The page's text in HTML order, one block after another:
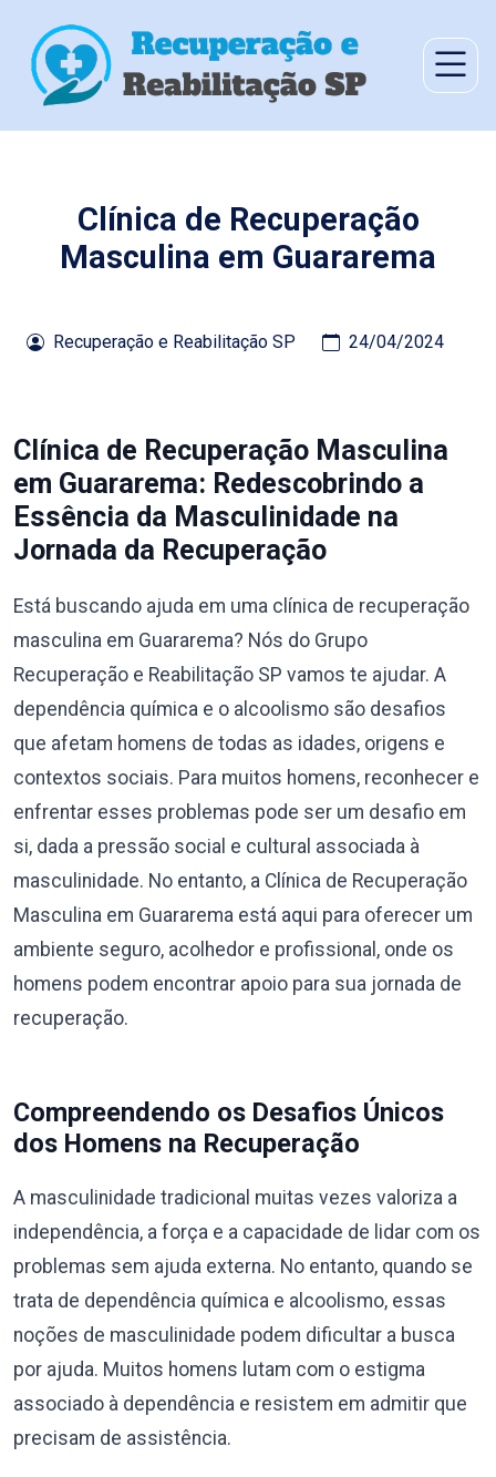
Clínica de Recuperação
Masculina em Guararema
Recuperação e Reabilitação SP 24/04/2024
Clínica de Recuperação Masculina
em Guararema: Redescobrindo a
Essência da Masculinidade na
Jornada da Recuperação
Está buscando ajuda em uma clínica de recuperação
masculina em Guararema? Nós do Grupo
Recuperação e Reabilitação SP vamos te ajudar. A
dependência química e o alcoolismo são desafios
que afetam homens de todas as idades, origens e
contextos sociais. Para muitos homens, reconhecer e
enfrentar esses problemas pode ser um desafio em
si, dada a pressão social e cultural associada à
masculinidade. No entanto, a Clínica de Recuperação
Masculina em Guararema está aqui para oferecer um
ambiente seguro, acolhedor e profissional, onde os
homens podem encontrar apoio para sua jornada de
recuperação.
Compreendendo os Desafios Únicos
dos Homens na Recuperação
A masculinidade tradicional muitas vezes valoriza a
independência, a força e a capacidade de lidar com os
problemas sem ajuda externa. No entanto, quando se
trata de dependência química e alcoolismo, essas
noções de masculinidade podem dificultar a busca
por ajuda. Muitos homens lutam com o estigma
associado à dependência e resistem em admitir que
precisam de assistência.